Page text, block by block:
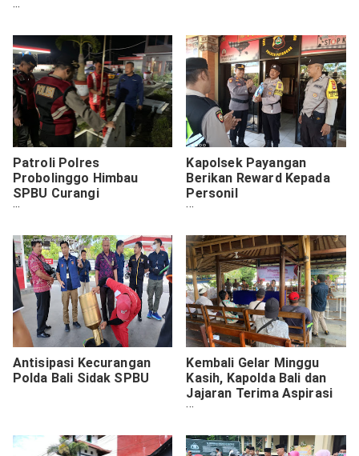
Sebagai Upaya Wujudkan
Patroli Polres
Probolinggo Himbau
SPBU Curangi
Masyarakat
Kapolsek Payangan
Berikan Reward Kepada
Personil
Bhabinkamtibmas atas
Antisipasi Kecurangan
Polda Bali Sidak SPBU
Kembali Gelar Minggu
Kasih, Kapolda Bali dan
Jajaran Terima Aspirasi
Kamtibmas Masyarakat